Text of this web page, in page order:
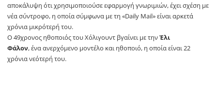
αποκάλυψη ότι χρησιμοποιούσε εφαρμογή γνωριμιών, έχει σχέση με
νέα σύντροφο, η οποία σύμφωνα με τη «Daily Mail» είναι αρκετά
χρόνια μικρότερή του.
Ο 49χρονος ηθοποιός του Χόλιγουντ βγαίνει με τηνΈλι
Φάλον, ένα ανερχόμενο μοντέλο και ηθοποιό, η οποία είναι 22
χρόνια νεότερή του.